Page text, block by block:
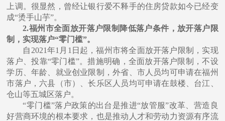
上调。很显然，曾经让银⾏爱不释⼿的住房贷款如今已经变
成“烫⼿⼭芋”。
2.福州市全⾯放开落户限制降低落户条件，放开落户限
制，实现落户“零⻔槛”。
⾃ 2021年1⽉1⽇起，福州市将全⾯放开落户限制，实现
落户、投靠“零⻔槛”。措施明确，全⾯放开落户限制，不设
学历、年龄、就业创业限制，外省、市⼈员均可申请在福州
市落户，六县（市）、⻓乐区⼈员均可申请在⿎楼、台江、
仓⼭等五城区落户。
“零⻔槛”落户政策的出台是推进“放管服”改⾰、营造良
好营商环境的根本要求，也是推动⼈才和劳动⼒资源有序流